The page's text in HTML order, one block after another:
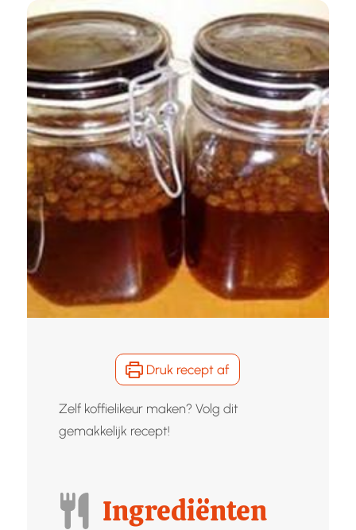
Druk recept af
Zelf koffielikeur maken? Volg dit
gemakkelijk recept!
Ingrediënten